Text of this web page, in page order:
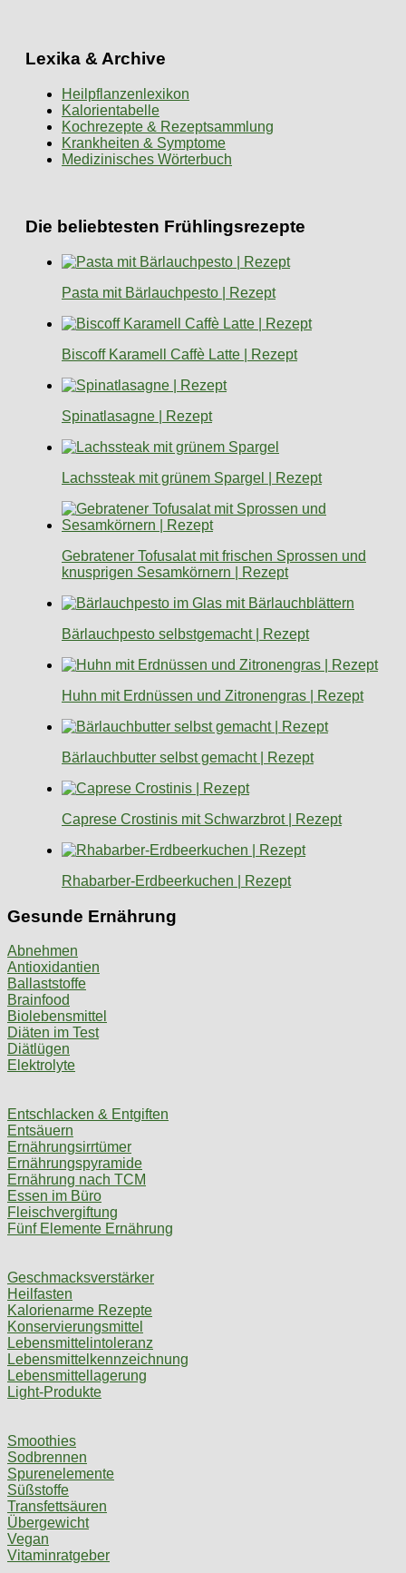
Lexika & Archive
Heilpflanzenlexikon
Kalorientabelle
Kochrezepte & Rezeptsammlung
Krankheiten & Symptome
Medizinisches Wörterbuch
Die beliebtesten Frühlingsrezepte
Pasta mit Bärlauchpesto | Rezept
Biscoff Karamell Caffè Latte | Rezept
Spinatlasagne | Rezept
Lachssteak mit grünem Spargel | Rezept
Gebratener Tofusalat mit frischen Sprossen und
knusprigen Sesamkörnern | Rezept
Bärlauchpesto selbstgemacht | Rezept
Huhn mit Erdnüssen und Zitronengras | Rezept
Bärlauchbutter selbst gemacht | Rezept
Caprese Crostinis mit Schwarzbrot | Rezept
Rhabarber-Erdbeerkuchen | Rezept
Gesunde Ernährung
Abnehmen
Antioxidantien
Ballaststoffe
Brainfood
Biolebensmittel
Diäten im Test
Diätlügen
Elektrolyte
Entschlacken & Entgiften
Entsäuern
Ernährungsirrtümer
Ernährungspyramide
Ernährung nach TCM
Essen im Büro
Fleischvergiftung
Fünf Elemente Ernährung
Geschmacksverstärker
Heilfasten
Kalorienarme Rezepte
Konservierungsmittel
Lebensmittelintoleranz
Lebensmittelkennzeichnung
Lebensmittellagerung
Light-Produkte
Smoothies
Sodbrennen
Spurenelemente
Süßstoffe
Transfettsäuren
Übergewicht
Vegan
Vitaminratgeber